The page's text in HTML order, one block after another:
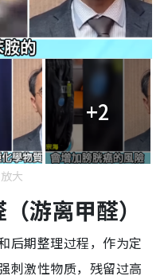
+2
大
游离甲醛）
后期整理过程，作为定
刺激性物质，残留过高